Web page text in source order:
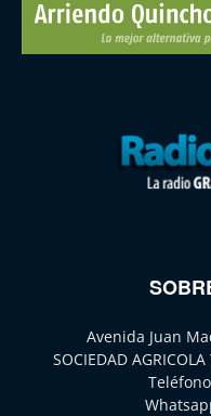
Avenida Juan
SOCIEDAD